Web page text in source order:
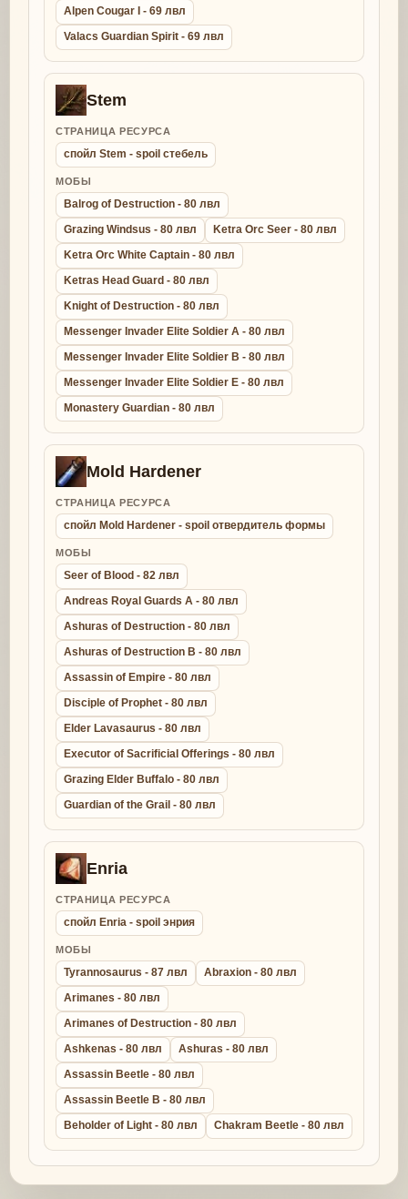
Alpen Cougar I - 69 лвл
Valacs Guardian Spirit - 69 лвл
Stem
СТРАНИЦА РЕСУРСА
спойл Stem - spoil стебель
МОБЫ
Balrog of Destruction - 80 лвл
Grazing Windsus - 80 лвл
Ketra Orc Seer - 80 лвл
Ketra Orc White Captain - 80 лвл
Ketras Head Guard - 80 лвл
Knight of Destruction - 80 лвл
Messenger Invader Elite Soldier A - 80 лвл
Messenger Invader Elite Soldier B - 80 лвл
Messenger Invader Elite Soldier E - 80 лвл
Monastery Guardian - 80 лвл
Mold Hardener
СТРАНИЦА РЕСУРСА
спойл Mold Hardener - spoil отвердитель формы
МОБЫ
Seer of Blood - 82 лвл
Andreas Royal Guards A - 80 лвл
Ashuras of Destruction - 80 лвл
Ashuras of Destruction B - 80 лвл
Assassin of Empire - 80 лвл
Disciple of Prophet - 80 лвл
Elder Lavasaurus - 80 лвл
Executor of Sacrificial Offerings - 80 лвл
Grazing Elder Buffalo - 80 лвл
Guardian of the Grail - 80 лвл
Enria
СТРАНИЦА РЕСУРСА
спойл Enria - spoil энрия
МОБЫ
Tyrannosaurus - 87 лвл
Abraxion - 80 лвл
Arimanes - 80 лвл
Arimanes of Destruction - 80 лвл
Ashkenas - 80 лвл
Ashuras - 80 лвл
Assassin Beetle - 80 лвл
Assassin Beetle B - 80 лвл
Beholder of Light - 80 лвл
Chakram Beetle - 80 лвл